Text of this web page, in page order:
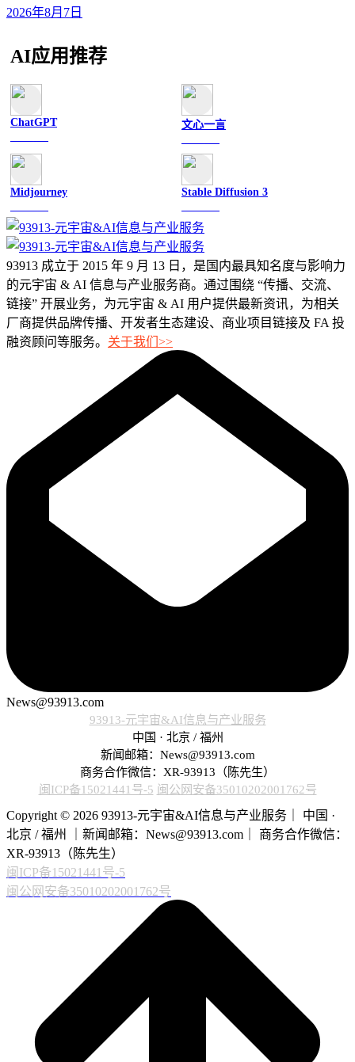
2026年8月7日
AI应用推荐
ChatGPT 文心一言
Midjourney Stable Diffusion 3
93913 成立于 2015 年 9 月 13 日，是国内最具知名度与影响力
的元宇宙 & AI 信息与产业服务商。通过围绕 “传播、交流、
链接” 开展业务，为元宇宙 & AI 用户提供最新资讯，为相关
厂商提供品牌传播、开发者生态建设、商业项目链接及 FA 投
融资顾问等服务。 关于我们>>
News@93913.com
93913-元宇宙&AI信息与产业服务
中国 · 北京 / 福州
新闻邮箱：News@93913.com
商务合作微信：XR-93913（陈先生）
闽ICP备15021441号-5 闽公网安备35010202001762号
Copyright © 2026 93913-元宇宙&AI信息与产业服务｜ 中国 ·
北京 / 福州 ｜新闻邮箱：News@93913.com｜ 商务合作微信：
XR-93913（陈先生）
闽ICP备15021441号-5
闽公网安备35010202001762号